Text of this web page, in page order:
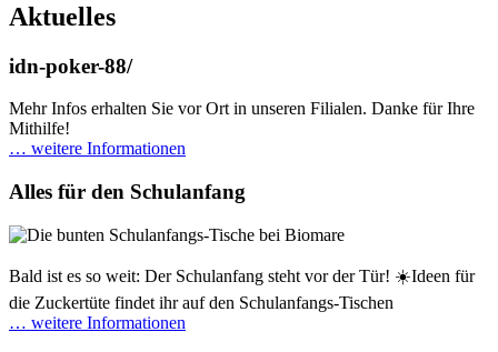
Aktuelles
idn-poker-88/
Mehr Infos erhalten Sie vor Ort in unseren Filialen. Danke für Ihre
Mithilfe!
… weitere Informationen
Alles für den Schulanfang
Bald ist es so weit: Der Schulanfang steht vor der Tür! ☀️Ideen für
die Zuckertüte findet ihr auf den Schulanfangs-Tischen
… weitere Informationen